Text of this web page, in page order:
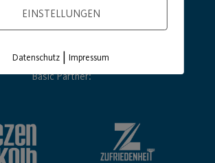
Basic Partner:
EINSTELLUNGEN
Datenschutz |Impressum